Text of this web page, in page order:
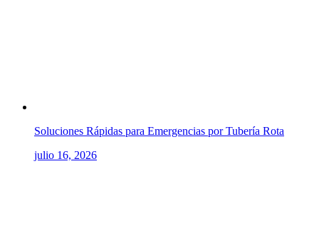
Soluciones Rápidas para Emergencias por Tubería Rota
julio 16, 2026